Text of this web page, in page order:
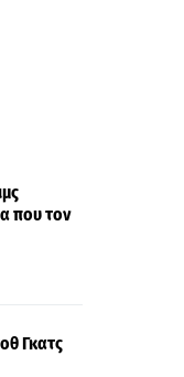
που τον
Γκατς